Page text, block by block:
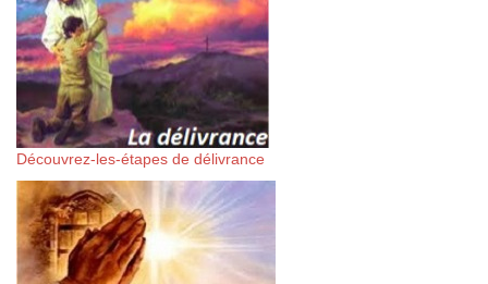
Découvrez-les-étapes de délivrance